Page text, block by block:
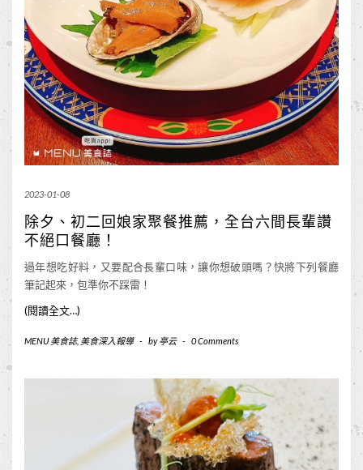
2023-01-08
除夕、初二回娘家聚餐推薦，全台六間長輩讚
不絕口餐廳！
過年想吃好料，又要配合長輩口味，讓你想破頭嗎？快將下列餐廳
筆記起來，包準你不踩雷！
(閱讀全文…)
MENU 美食誌, 美食深入報導 - by亭云 - 0 Comments